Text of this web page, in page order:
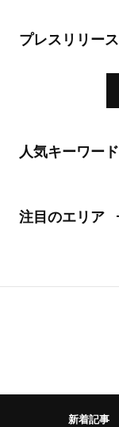
プレスリリース
人気キーワード
注目のエリア
新着記事